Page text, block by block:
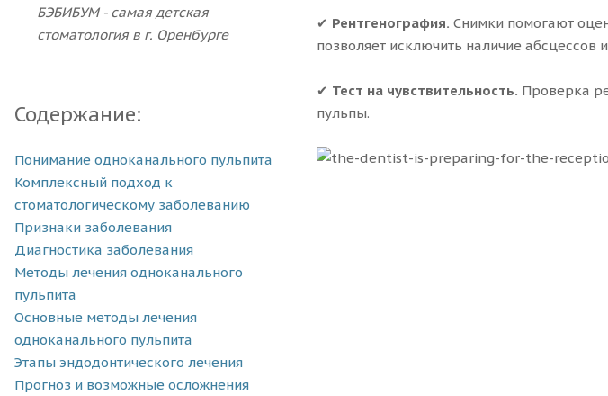
БЭБИБУМ - самая детская
стоматология в г. Оренбурге
Содержание:
Понимание одноканального пульпита
Комплексный подход к
стоматологическому заболеванию
Признаки заболевания
Диагностика заболевания
Методы лечения одноканального
пульпита
Основные методы лечения
одноканального пульпита
Этапы эндодонтического лечения
Прогноз и возможные осложнения
✔ Рентгенография. Снимки помогают
позволяет исключить наличие абсцессов
✔ Тест на чувствительность. Проверка
пульпы.